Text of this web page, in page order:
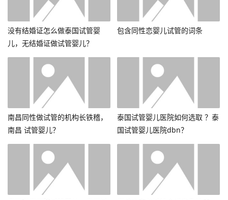
没有结婚证怎么做泰国试管婴
儿，无结婚证做试管婴儿？
包含同性恋婴儿试管的词条
南昌同性做试管的机构长铁稽，
南昌 试管婴儿？
泰国试管婴儿医院如何选取 ？泰
国试管婴儿医院dbn？